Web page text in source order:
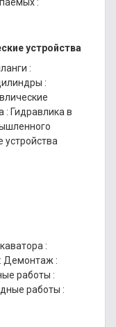
устройства
:
:
: Гидравлика в
устройства
:
: Демонтаж :
работы :
работы :